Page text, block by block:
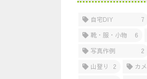
自宅DIY 7
靴・服・小物
6
写真作例
2
山登り
2 カ